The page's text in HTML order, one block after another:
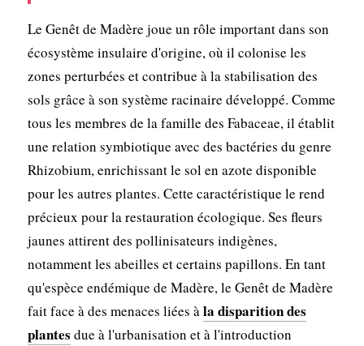
Le Genêt de Madère joue un rôle important dans son
écosystème insulaire d'origine, où il colonise les
zones perturbées et contribue à la stabilisation des
sols grâce à son système racinaire développé. Comme
tous les membres de la famille des Fabaceae, il établit
une relation symbiotique avec des bactéries du genre
Rhizobium, enrichissant le sol en azote disponible
pour les autres plantes. Cette caractéristique le rend
précieux pour la restauration écologique. Ses fleurs
jaunes attirent des pollinisateurs indigènes,
notamment les abeilles et certains papillons. En tant
qu'espèce endémique de Madère, le Genêt de Madère
fait face à des menaces liées àla disparition des
plantes due à l'urbanisation et à l'introduction